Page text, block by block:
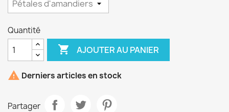
Quantité
 AJOUTER AU PANIER
 Derniers articles en stock
Partager